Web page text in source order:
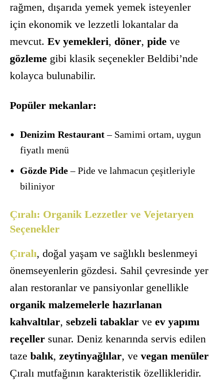
rağmen, dışarıda yemek yemek isteyenler
için ekonomik ve lezzetli lokantalar da
mevcut. Ev yemekleri, döner, pide ve
gözleme gibi klasik seçenekler Beldibi’nde
kolayca bulunabilir.
Popüler mekanlar:
Denizim Restaurant– Samimi ortam, uygun
fiyatlı menü
Gözde Pide– Pide ve lahmacun çeşitleriyle
biliniyor
Çıralı: Organik Lezzetler ve Vejetaryen
Seçenekler
Çıralı, doğal yaşam ve sağlıklı beslenmeyi
önemseyenlerin gözdesi. Sahil çevresinde yer
alan restoranlar ve pansiyonlar genellikle
organik malzemelerle hazırlanan
kahvaltılar, sebzeli tabaklar ve ev yapımı
reçeller sunar. Deniz kenarında servis edilen
taze balık, zeytinyağlılar, ve vegan menüler
Çıralı mutfağının karakteristik özellikleridir.